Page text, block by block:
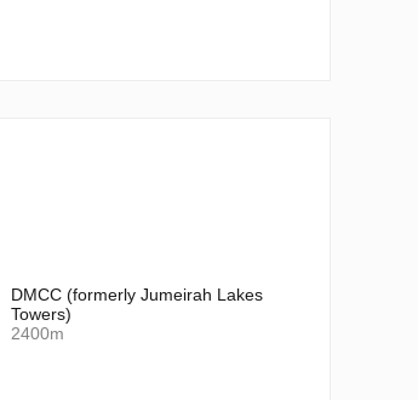
DMCC (formerly Jumeirah Lakes
Towers)
2400m